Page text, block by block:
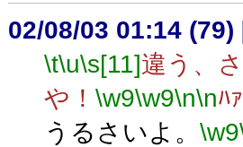
02/08/03 01:14 (79)
\t\u\s[11]違う、
や！ \w9\w9\n\nﾊ
うるさいよ。 \w9